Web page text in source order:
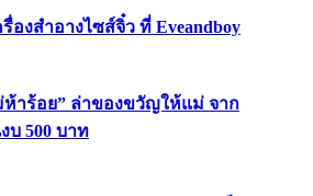
องสำอางไซส์จิ๋ว ที่ Eveandboy
ห้าร้อย” ล่าของขวัญให้แม่ จาก
บ 500 บาท